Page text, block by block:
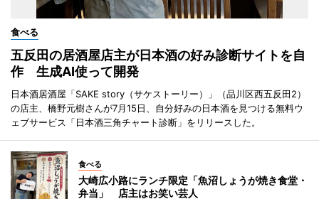
食べる
五反田の居酒屋店主が日本酒の好み診断サイトを自
作 生成AI使って開発
日本酒居酒屋「SAKE story（サケストーリー）」（品川区西五反田2）
の店主、橋野元樹さんが7月15日、自分好みの日本酒を見つける無料ウ
ェブサービス「日本酒三角チャート診断」をリリースした。
食べる
大崎広小路にランチ限定「魚沼しょうが焼き食堂・
弁当」 店主はお笑い芸人